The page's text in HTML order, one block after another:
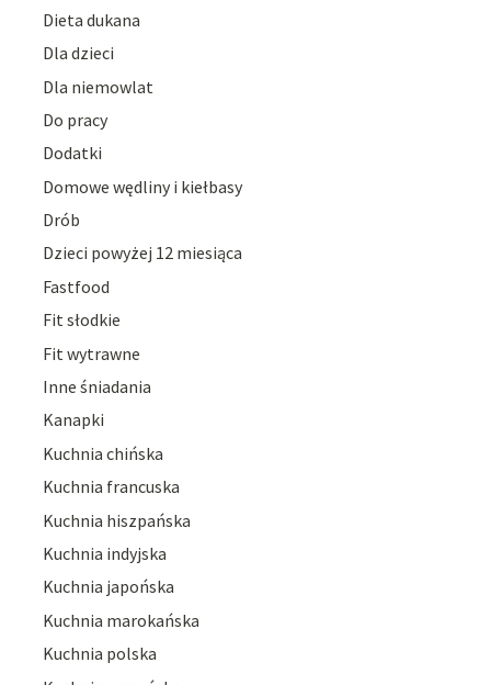
Dieta dukana
Dla dzieci
Dla niemowlat
Do pracy
Dodatki
Domowe wędliny i kiełbasy
Drób
Dzieci powyżej 12 miesiąca
Fastfood
Fit słodkie
Fit wytrawne
Inne śniadania
Kanapki
Kuchnia chińska
Kuchnia francuska
Kuchnia hiszpańska
Kuchnia indyjska
Kuchnia japońska
Kuchnia marokańska
Kuchnia polska